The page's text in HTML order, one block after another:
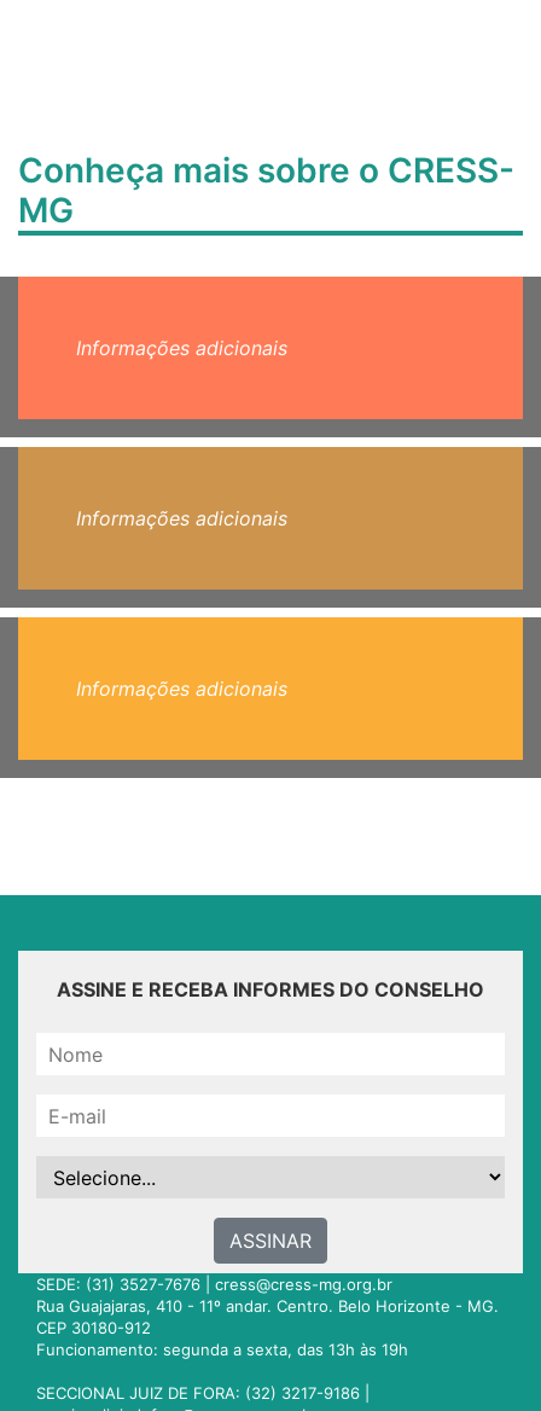
Conheça mais sobre o CRESS-
MG
Informações adicionais
Informações adicionais
Informações adicionais
ASSINE E RECEBA INFORMES DO CONSELHO
ASSINAR
SEDE: (31) 3527-7676 | cress@cress-mg.org.br
Rua Guajajaras, 410 - 11º andar. Centro. Belo Horizonte - MG.
CEP 30180-912
Funcionamento: segunda a sexta, das 13h às 19h
SECCIONAL JUIZ DE FORA: (32) 3217-9186 |